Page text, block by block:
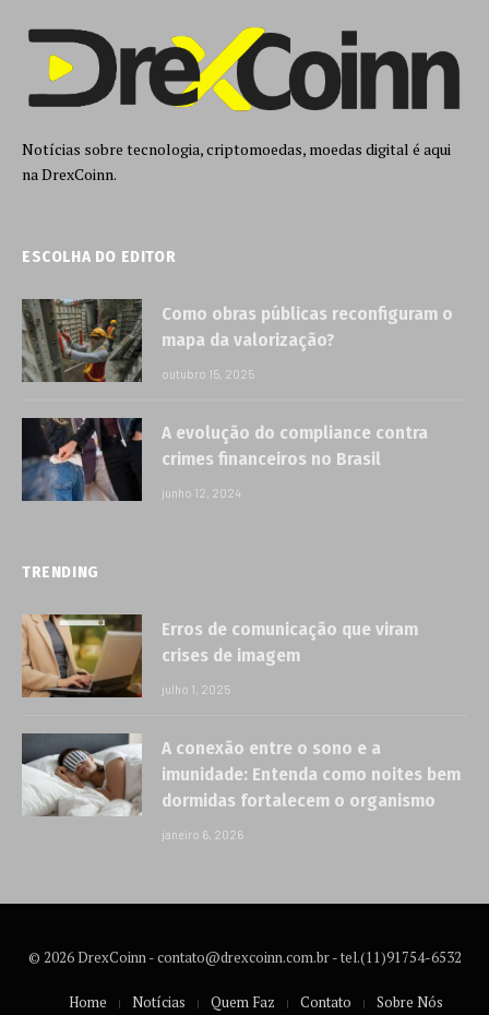
Notícias sobre tecnologia, criptomoedas, moedas digital é aqui
na DrexCoinn.
ESCOLHA DO EDITOR
Como obras públicas reconfiguram o
mapa da valorização?
outubro 15, 2025
A evolução do compliance contra
crimes financeiros no Brasil
junho 12, 2024
TRENDING
Erros de comunicação que viram
crises de imagem
julho 1, 2025
A conexão entre o sono e a
imunidade: Entenda como noites bem
dormidas fortalecem o organismo
janeiro 6, 2026
© 2026 DrexCoinn -contato@drexcoinn.com.br- tel.(11)91754-6532
Home Notícias Quem Faz Contato Sobre Nós